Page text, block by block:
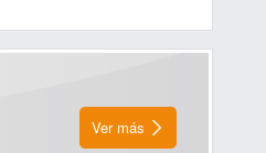
Ver más